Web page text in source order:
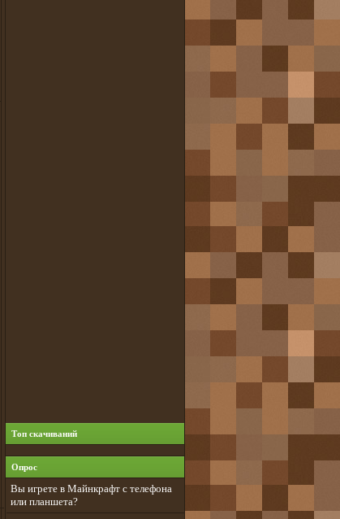
Топ скачиваний
Опрос
Вы игрете в Майнкрафт с телефона
или планшета?